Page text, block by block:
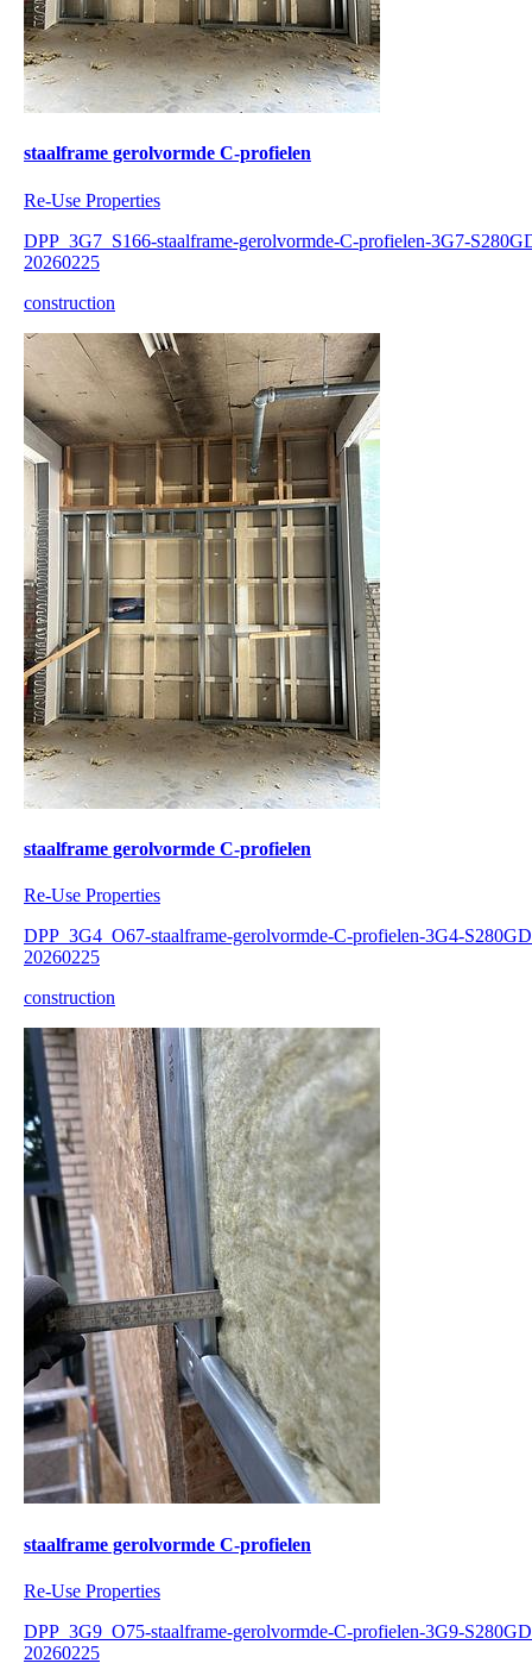
staalframe gerolvormde C-profielen
Re-Use Properties
DPP_3G7_S166-staalframe-gerolvormde-C-profielen-3G7-
20260225
construction
staalframe gerolvormde C-profielen
Re-Use Properties
DPP_3G4_O67-staalframe-gerolvormde-C-profielen-3G4-
20260225
construction
staalframe gerolvormde C-profielen
Re-Use Properties
DPP_3G9_O75-staalframe-gerolvormde-C-profielen-3G9-
20260225